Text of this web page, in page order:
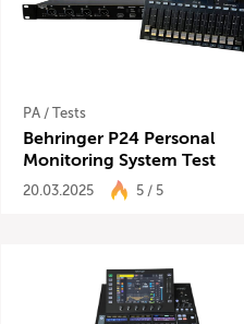
PA /Tests
Behringer P24 Personal
Monitoring System Test
20.03.2025 5 / 5